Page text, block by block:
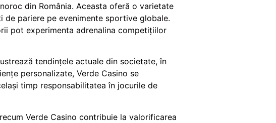
din România. Aceasta oferă o varietate
pariere pe evenimente sportive globale.
pot experimenta adrenalina competițiilor
tendințele actuale din societate, în
personalizate, Verde Casino se
timp responsabilitatea în jocurile de
Verde Casino contribuie la valorificarea